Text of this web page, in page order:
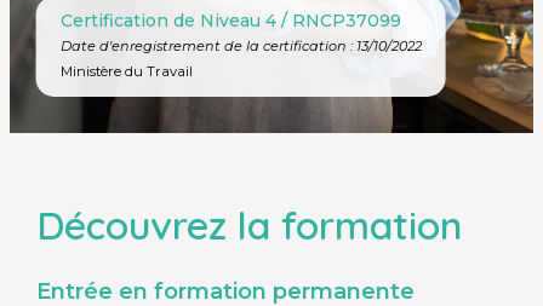
Certification de Niveau 4 / RNCP37099
Date d'enregistrement de la certification : 13/10/2022
Ministère du Travail
Découvrez la formation
Entrée en formation permanente